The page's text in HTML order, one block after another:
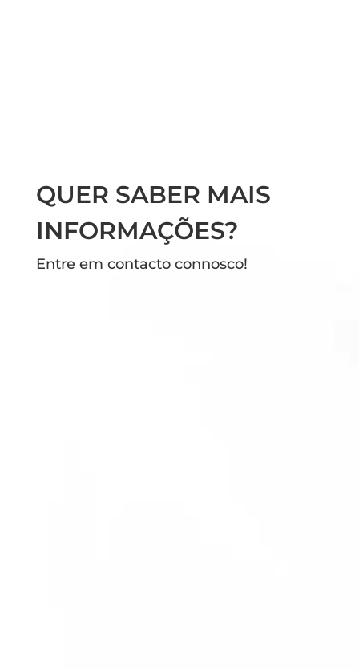
QUER SABER MAIS
INFORMAÇÕES?
Entre em contacto connosco!